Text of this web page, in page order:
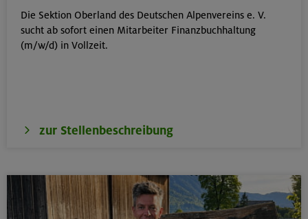
Die Sektion Oberland des Deutschen Alpenvereins e. V.
sucht ab sofort einen Mitarbeiter Finanzbuchhaltung
(m/w/d) in Vollzeit.
zur Stellenbeschreibung